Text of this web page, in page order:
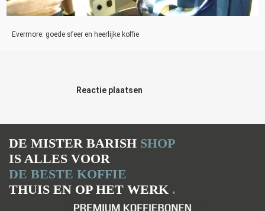
Evermore: goede sfeer en heerlijke koffie
Reactie plaatsen
DE MISTER BARISH SHOP
IS ALLES VOOR
DE BESTE KOFFIE
THUIS EN OP HET WERK .